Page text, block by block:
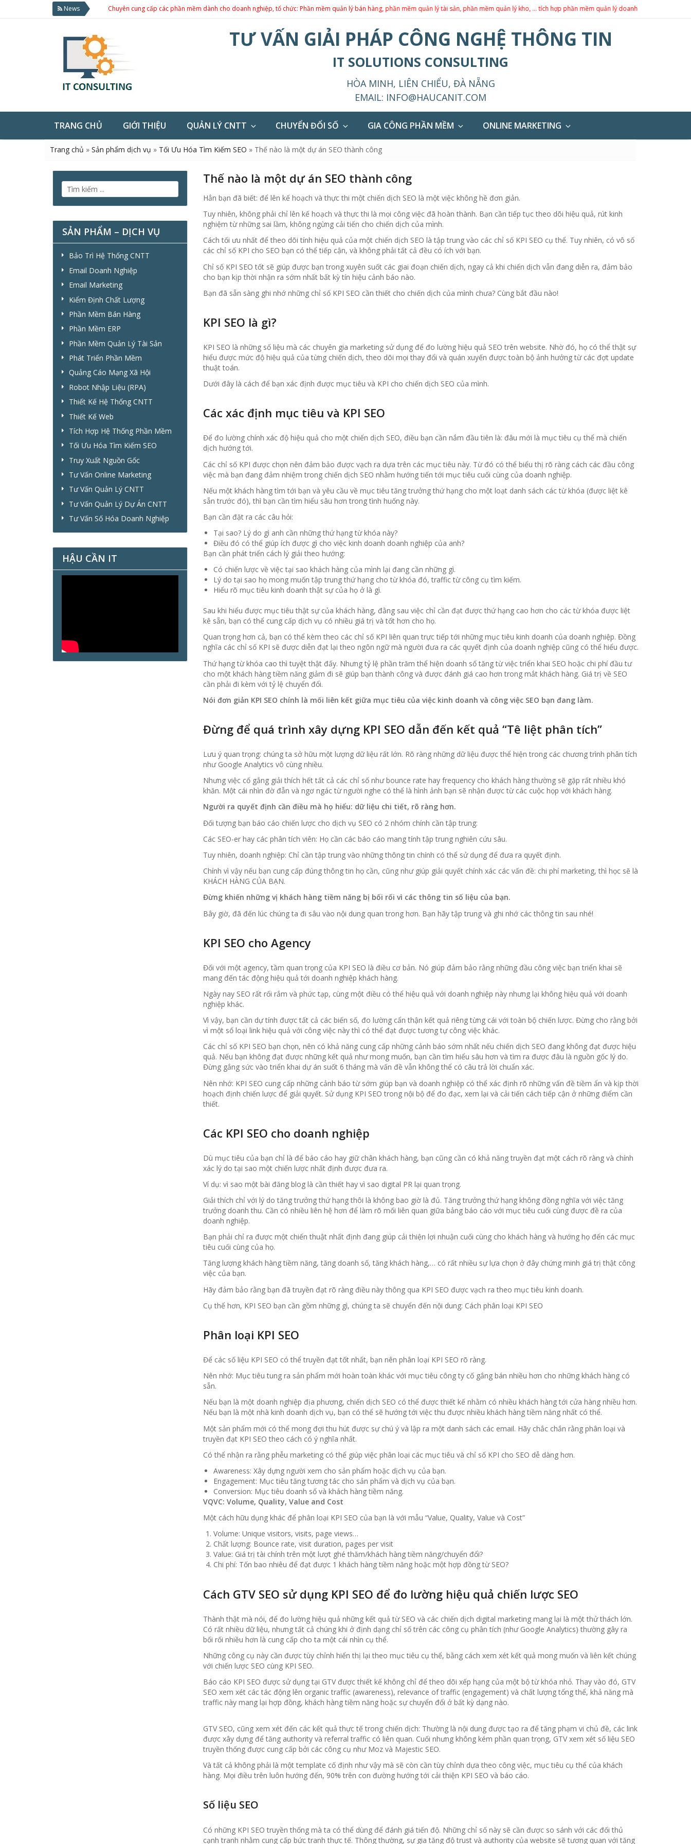
NewsChuyên cung cấp các phần mềm dành cho doanh nghiệp, tổ chức: Phần mềm quản lý bán hàng, phần mềm quản lý tài sản, phần mềm quản lý kho, … tích hợp phần mềm quản lý doanh nghiệp theo yêu cầu.
TƯ VẤN GIẢI PHÁP CÔNG NGHỆ THÔNG TIN
IT SOLUTIONS CONSULTING
HÒA MINH, LIÊN CHIỂU, ĐÀ NẴNG
EMAIL: INFO@HAUCANIT.COM
TRANG CHỦ GIỚI THIỆU QUẢN LÝ CNTT CHUYỂN ĐỔI SỐ GIA CÔNG PHẦN MỀM ONLINE MARKETING
Trang chủ » Sản phẩm dịch vụ » Tối Ưu Hóa Tìm Kiếm SEO » Thế nào là một dự án SEO thành công
Thế nào là một dự án SEO thành công
Hẳn bạn đã biết: để lên kế hoạch và thực thi một chiến dịch SEO là một việc không hề đơn giản.
Tuy nhiên, không phải chỉ lên kế hoạch và thực thi là mọi công việc đã hoàn thành. Bạn cần tiếp tục theo dõi hiệu quả, rút kinh
nghiệm từ những sai lầm, không ngừng cải tiến cho chiến dịch của mình.
Cách tối ưu nhất để theo dõi tính hiệu quả của một chiến dịch SEO là tập trung vào các chỉ số KPI SEO cụ thể. Tuy nhiên, có vô số
các chỉ số KPI cho SEO bạn có thể tiếp cận, và không phải tất cả đều có ích với bạn.
Chỉ số KPI SEO tốt sẽ giúp được bạn trong xuyên suốt các giai đoạn chiến dịch, ngay cả khi chiến dịch vẫn đang diễn ra, đảm bảo
cho bạn kịp thời nhận ra sớm nhất bất kỳ tín hiệu cảnh báo nào.
Bạn đã sẵn sàng ghi nhớ những chỉ số KPI SEO cần thiết cho chiến dịch của mình chưa? Cùng bắt đầu nào!
KPI SEO là gì?
KPI SEO là những số liệu mà các chuyên gia marketing sử dụng để đo lường hiệu quả SEO trên website. Nhờ đó, họ có thể thật sự
hiểu được mức độ hiệu quả của từng chiến dịch, theo dõi mọi thay đổi và quán xuyến được toàn bộ ảnh hưởng từ các đợt update
thuật toán.
Dưới đây là cách để bạn xác định được mục tiêu và KPI cho chiến dịch SEO của mình.
Các xác định mục tiêu và KPI SEO
Để đo lường chính xác độ hiệu quả cho một chiến dịch SEO, điều bạn cần nắm đầu tiên là: đâu mới là mục tiêu cụ thể mà chiến
dịch hướng tới.
Các chỉ số KPI được chọn nên đảm bảo được vạch ra dựa trên các mục tiêu này. Từ đó có thể biểu thị rõ ràng cách các đầu công
việc mà bạn đang đảm nhiệm trong chiến dịch SEO nhằm hướng tiến tới mục tiêu cuối cùng của doanh nghiệp.
Nếu một khách hàng tìm tới bạn và yêu cầu về mục tiêu tăng trưởng thứ hạng cho một loạt danh sách các từ khóa (được liệt kê
sẵn trước đó), thì bạn cần tìm hiểu sâu hơn trong tình huống này.
Bạn cần đặt ra các câu hỏi:
Tại sao? Lý do gì anh cần những thứ hạng từ khóa này?
Điều đó có thể giúp ích được gì cho việc kinh doanh doanh nghiệp của anh?
Bạn cần phát triển cách lý giải theo hướng:
Có chiến lược về việc tại sao khách hàng của mình lại đang cần những gì.
Lý do tại sao họ mong muốn tập trung thứ hạng cho từ khóa đó, traffic từ công cụ tìm kiếm.
Hiểu rõ mục tiêu kinh doanh thật sự của họ ở là gì.
Sau khi hiểu được mục tiêu thật sự của khách hàng, đằng sau việc chỉ cần đạt được thứ hạng cao hơn cho các từ khóa được liệt
kê sẵn, bạn có thể cung cấp dịch vụ có nhiều giá trị và tốt hơn cho họ.
Quan trọng hơn cả, bạn có thể kèm theo các chỉ số KPI liên quan trực tiếp tới những mục tiêu kinh doanh của doanh nghiệp. Đồng
nghĩa các chỉ số KPI sẽ được diễn đạt lại theo ngôn ngữ mà người đưa ra các quyết định của doanh nghiệp cũng có thể hiểu được.
Thứ hạng từ khóa cao thì tuyệt thật đấy. Nhưng tỷ lệ phần trăm thể hiện doanh số tăng từ việc triển khai SEO hoặc chi phí đầu tư
cho một khách hàng tiềm năng giảm đi sẽ giúp bạn thành công và được đánh giá cao hơn trong mắt khách hàng. Giá trị về SEO
cần phải đi kèm với tỷ lệ chuyển đổi.
Nói đơn giản KPI SEO chính là mối liên kết giữa mục tiêu của việc kinh doanh và công việc SEO bạn đang làm.
Đừng để quá trình xây dựng KPI SEO dẫn đến kết quả “Tê liệt phân tích”
Lưu ý quan trọng: chúng ta sở hữu một lượng dữ liệu rất lớn. Rõ ràng những dữ liệu được thể hiện trong các chương trình phân tích
như Google Analytics vô cùng nhiều.
Nhưng việc cố gắng giải thích hết tất cả các chỉ số như bounce rate hay frequency cho khách hàng thường sẽ gặp rất nhiều khó
khăn. Một cái nhìn đờ đẫn và ngơ ngác từ người nghe có thể là hình ảnh bạn sẽ nhận được từ các cuộc họp với khách hàng.
Người ra quyết định cần điều mà họ hiểu: dữ liệu chi tiết, rõ ràng hơn.
Đối tượng bạn báo cáo chiến lược cho dịch vụ SEO có 2 nhóm chính cần tập trung:
Các SEO-er hay các phân tích viên: Họ cần các báo cáo mang tính tập trung nghiên cứu sâu.
Tuy nhiên, doanh nghiệp: Chỉ cần tập trung vào những thông tin chính có thể sử dụng để đưa ra quyết định.
Chính vì vậy nếu bạn cung cấp đúng thông tin họ cần, cũng như giúp giải quyết chính xác các vấn đề: chi phí marketing, thì học sẽ là
KHÁCH HÀNG CỦA BẠN.
Đừng khiến những vị khách hàng tiềm năng bị bối rối vì các thông tin số liệu của bạn.
Bây giờ, đã đến lúc chúng ta đi sâu vào nội dung quan trong hơn. Bạn hãy tập trung và ghi nhớ các thông tin sau nhé!
KPI SEO cho Agency
Đối với một agency, tầm quan trọng của KPI SEO là điều cơ bản. Nó giúp đảm bảo rằng những đầu công việc bạn triển khai sẽ
mang đến tác động hiệu quả tới doanh nghiệp khách hàng.
Ngày nay SEO rất rối rắm và phức tạp, cùng một điều có thể hiệu quả với doanh nghiệp này nhưng lại không hiệu quả với doanh
nghiệp khác.
Vì vậy, bạn cần dự tính được tất cả các biến số, đo lường cẩn thận kết quả riêng từng cái với toàn bộ chiến lược. Đừng cho rằng bởi
vì một số loại link hiệu quả với công việc này thì có thể đạt được tương tự công việc khác.
Các chỉ số KPI SEO bạn chọn, nên có khả năng cung cấp những cảnh báo sớm nhất nếu chiến dịch SEO đang không đạt được hiệu
quả. Nếu bạn không đạt được những kết quả như mong muốn, bạn cần tìm hiểu sâu hơn và tìm ra được đâu là nguồn gốc lý do.
Đừng gắng sức vào triển khai dự án suốt 6 tháng mà vấn đề vẫn không thể có câu trả lời chuẩn xác.
Nên nhớ: KPI SEO cung cấp những cảnh báo từ sớm giúp bạn và doanh nghiệp có thể xác định rõ những vấn đề tiềm ẩn và kịp thời
hoạch định chiến lược để giải quyết. Sử dụng KPI SEO trong nội bộ để đo đạc, xem lại và cải tiến cách tiếp cận ở những điểm cần
thiết.
Các KPI SEO cho doanh nghiệp
Dù mục tiêu của bạn chỉ là để báo cáo hay giữ chân khách hàng, bạn cũng cần có khả năng truyền đạt một cách rõ ràng và chính
xác lý do tại sao một chiến lược nhất định được đưa ra.
Ví dụ: vì sao một bài đăng blog là cần thiết hay vì sao digital PR lại quan trọng.
Giải thích chỉ với lý do tăng trưởng thứ hạng thôi là không bao giờ là đủ. Tăng trưởng thứ hạng không đồng nghĩa với việc tăng
trưởng doanh thu. Cần có nhiều liên hệ hơn để làm rõ mối liên quan giữa bảng báo cáo với mục tiêu cuối cùng được đề ra của
doanh nghiệp.
Bạn phải chỉ ra được một chiến thuật nhất định đang giúp cải thiện lợi nhuận cuối cùng cho khách hàng và hướng họ đến các mục
tiêu cuối cùng của họ.
Tăng lượng khách hàng tiềm năng, tăng doanh số, tăng khách hàng,… có rất nhiều sự lựa chọn ở đây chứng minh giá trị thật công
việc của bạn.
Hãy đảm bảo rằng bạn đã truyền đạt rõ ràng điều này thông qua KPI SEO được vạch ra theo mục tiêu kinh doanh.
Cụ thể hơn, KPI SEO bạn cần gồm những gì, chúng ta sẽ chuyển đến nội dung: Cách phân loại KPI SEO
Phân loại KPI SEO
Để các số liệu KPI SEO có thể truyền đạt tốt nhất, bạn nên phân loại KPI SEO rõ ràng.
Nên nhớ: Mục tiêu tung ra sản phẩm mới hoàn toàn khác với mục tiêu công ty cố gắng bán nhiều hơn cho những khách hàng có
sẵn.
Nếu bạn là một doanh nghiệp địa phương, chiến dịch SEO có thể được thiết kế nhằm có nhiều khách hàng tới cửa hàng nhiều hơn.
Nếu bạn là một nhà kinh doanh dịch vụ, bạn có thể sẽ hướng tới việc thu được nhiều khách hàng tiềm năng nhất có thể.
Một sản phẩm mới có thể mong đợi thu hút được sự chú ý và lập ra một danh sách các email. Hãy chắc chắn rằng phân loại và
truyền đạt KPI SEO theo cách có ý nghĩa nhất.
Có thể nhận ra rằng phễu marketing có thể giúp việc phân loại các mục tiêu và chỉ số KPI cho SEO dễ dàng hơn.
Awareness: Xây dựng người xem cho sản phẩm hoặc dịch vụ của bạn.
Engagement: Mục tiêu tăng tương tác cho sản phẩm và dịch vụ của bạn.
Conversion: Mục tiêu doanh số và khách hàng tiềm năng.
VQVC: Volume, Quality, Value and Cost
Một cách hữu dụng khác để phân loại KPI SEO của bạn là với mẫu “Value, Quality, Value và Cost”
Volume: Unique visitors, visits, page views…
Chất lượng: Bounce rate, visit duration, pages per visit
Value: Giá trị tài chính trên một lượt ghé thăm/khách hàng tiềm năng/chuyển đổi?
Chi phí: Tốn bao nhiêu để đạt được 1 khách hàng tiềm năng hoặc một hợp đồng từ SEO?
Cách GTV SEO sử dụng KPI SEO để đo lường hiệu quả chiến lược SEO
Thành thật mà nói, để đo lường hiệu quả những kết quả từ SEO và các chiến dịch digital marketing mang lại là một thử thách lớn.
Có rất nhiều dữ liệu, nhưng tất cả chúng khi ở định dạng chỉ số trên các công cụ phân tích (như Google Analytics) thường gây ra
bối rối nhiều hơn là cung cấp cho ta một cái nhìn cụ thể.
Những công cụ này cần được tùy chỉnh hiển thị lại theo mục tiêu cụ thể, bằng cách xem xét kết quả mong muốn và liên kết chúng
với chiến lược SEO cùng KPI SEO.
Báo cáo KPI SEO được sử dụng tại GTV được thiết kế không chỉ để theo dõi xếp hạng của một bộ từ khóa nhỏ. Thay vào đó, GTV
SEO xem xét các tác động lên organic traffic (awareness), relevance of traffic (engagement) và chất lượng tổng thể, khả năng mà
traffic này mang lại hợp đồng, khách hàng tiềm năng hoặc sự chuyển đổi ở bất kỳ dạng nào.
GTV SEO, cũng xem xét đến các kết quả thực tế trong chiến dịch: Thường là nội dung được tạo ra để tăng phạm vi chủ đề, các link
được xây dựng để tăng authority và referral traffic có liên quan. Cuối nhưng không kém phần quan trọng, GTV xem xét số liệu SEO
truyền thống được cung cấp bởi các công cụ như Moz và Majestic SEO.
Và tất cả không phải là một template cố định như vậy mà sẽ còn cần tùy chỉnh dựa theo công việc, mục tiêu cụ thể của khách
hàng. Mọi điều trên luôn hướng đến, 90% trên con đường hướng tới cải thiện KPI SEO và báo cáo.
Số liệu SEO
Có những KPI SEO truyền thống mà ta có thể dùng để đánh giá tiến độ. Những chỉ số này sẽ cần được so sánh với các đối thủ
cạnh tranh nhằm cung cấp bức tranh thực tế. Thông thường, sự gia tăng độ trust và authority của website sẽ tương quan với tăng
SẢN PHẨM – DỊCH VỤ
Bảo Trì Hệ Thống CNTT
Email Doanh Nghiệp
Email Marketing
Kiểm Định Chất Lượng
Phần Mềm Bán Hàng
Phần Mềm ERP
Phần Mềm Quản Lý Tài Sản
Phát Triển Phần Mềm
Quảng Cáo Mạng Xã Hội
Robot Nhập Liệu (RPA)
Thiết Kế Hệ Thống CNTT
Thiết Kế Web
Tích Hợp Hệ Thống Phần Mềm
Tối Ưu Hóa Tìm Kiếm SEO
Truy Xuất Nguồn Gốc
Tư Vấn Online Marketing
Tư Vấn Quản Lý CNTT
Tư Vấn Quản Lý Dự Án CNTT
Tư Vấn Số Hóa Doanh Nghiệp
HẬU CẦN IT